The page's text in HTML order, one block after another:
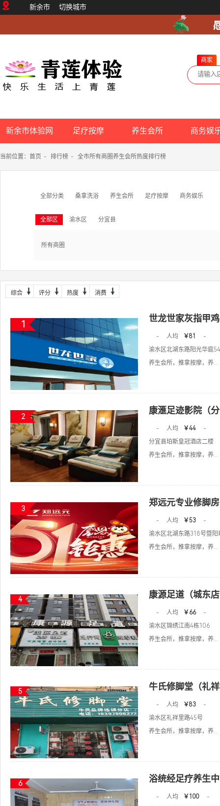
新余市 切换城市
商家
新余市体验网 足疗按摩 养生会所 商务娱
当前位置： 首页 - 排行榜 - 全市所有商圈养生会所热度排行榜
全部分类 桑拿洗浴 养生会所 足疗按摩 商务娱乐
全部区 渝水区 分宜县
所有商圈
综合 评分 热度 消费
1
世龙世家灰指甲
- 人均 ￥81
-
渝水区北湖东路阳光华庭
养生会所，推拿按摩，养...
2
康滙足迹影院（
- 人均 ￥44
-
分宜县珀斯皇冠酒店二楼
养生会所，推拿按摩，养...
3
郑远元专业修脚
- 人均 ￥53
-
渝水区北湖东路318号暨
养生会所，推拿按摩，养...
4 康源足道（城东
- 人均 ￥66
-
渝水区锦绣江南4栋106
养生会所，推拿按摩，养...
5 牛氏修脚堂（礼
- 人均 ￥83
-
渝水区礼祥里路45号
养生会所，推拿按摩，养...
6 浴统经足疗养生
- 人均 ￥100
-